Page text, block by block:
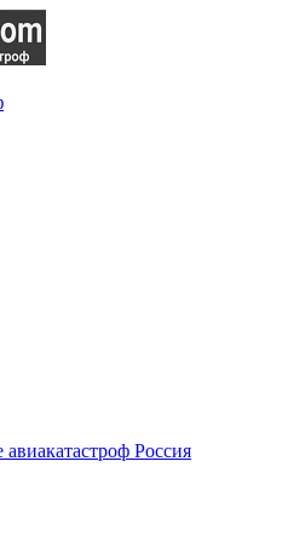
авиакатастроф Россия